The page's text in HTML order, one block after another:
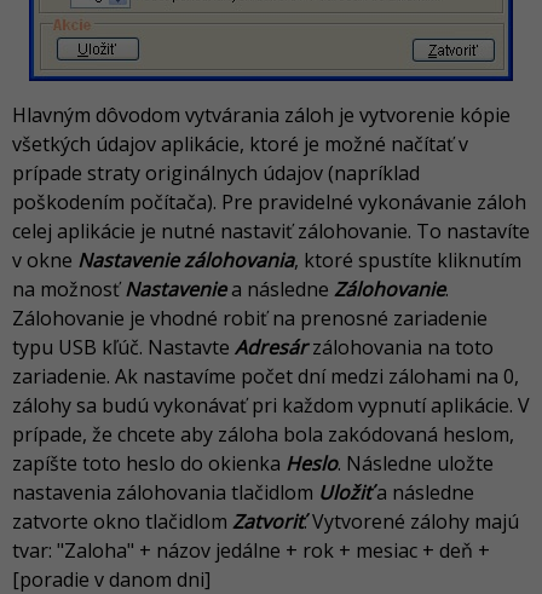
Hlavným dôvodom vytvárania záloh je vytvorenie kópie
všetkých údajov aplikácie, ktoré je možné načítať v
prípade straty originálnych údajov (napríklad
poškodením počítača). Pre pravidelné vykonávanie záloh
celej aplikácie je nutné nastaviť zálohovanie. To nastavíte
v okne Nastavenie zálohovania, ktoré spustíte kliknutím
na možnosťNastaveniea následne Zálohovanie.
Zálohovanie je vhodné robiť na prenosné zariadenie
typu USB kľúč. Nastavte Adresárzálohovania na toto
zariadenie. Ak nastavíme počet dní medzi zálohami na 0,
zálohy sa budú vykonávať pri každom vypnutí aplikácie. V
prípade, že chcete aby záloha bola zakódovaná heslom,
zapíšte toto heslo do okienka Heslo. Následne uložte
nastavenia zálohovania tlačidlom Uložiťa následne
zatvorte okno tlačidlom Zatvoriť. Vytvorené zálohy majú
tvar: "Zaloha" + názov jedálne + rok + mesiac + deň +
[poradie v danom dni]